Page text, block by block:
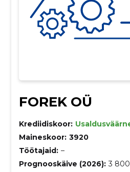
FOREK OÜ
Krediidiskoor:
Maineskoor: 3920
Töötajaid: –
Prognooskäive (2026): 3